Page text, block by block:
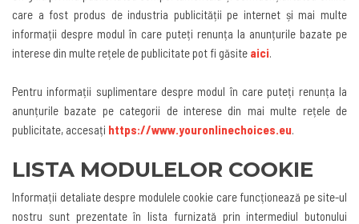
care a fost produs de industria publicității pe internet și mai multe
informații despre modul în care puteți renunța la anunțurile bazate pe
interese din multe rețele de publicitate pot fi găsite aici.
Pentru informații suplimentare despre modul în care puteți renunța la
anunțurile bazate pe categorii de interese din mai multe rețele de
publicitate, accesați https://www.youronlinechoices.eu.
LISTA MODULELOR COOKIE
Informații detaliate despre modulele cookie care funcționează pe site-ul
nostru sunt prezentate în lista furnizată prin intermediul butonului